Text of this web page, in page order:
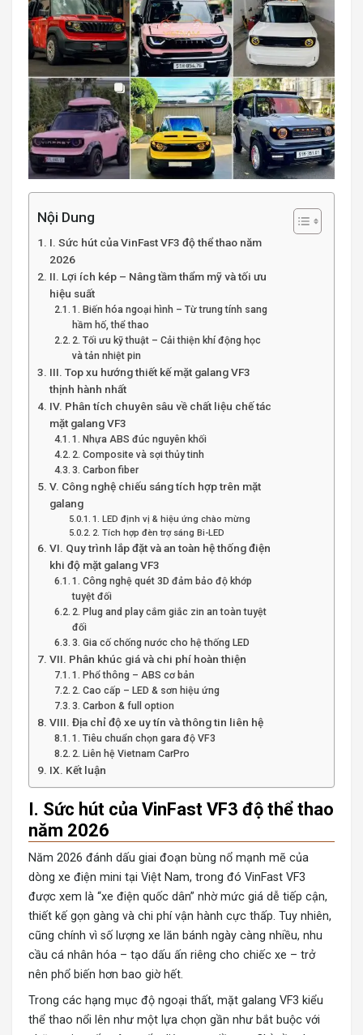
Nội Dung
I. Sức hút của VinFast VF3 độ thể thao năm
2026
II. Lợi ích kép – Nâng tầm thẩm mỹ và tối ưu
hiệu suất
1. Biến hóa ngoại hình – Từ trung tính sang
hầm hố, thể thao
2. Tối ưu kỹ thuật – Cải thiện khí động học
và tản nhiệt pin
III. Top xu hướng thiết kế mặt galang VF3
thịnh hành nhất
IV. Phân tích chuyên sâu về chất liệu chế tác
mặt galang VF3
1. Nhựa ABS đúc nguyên khối
2. Composite và sợi thủy tinh
3. Carbon fiber
V. Công nghệ chiếu sáng tích hợp trên mặt
galang
1. LED định vị & hiệu ứng chào mừng
2. Tích hợp đèn trợ sáng Bi-LED
VI. Quy trình lắp đặt và an toàn hệ thống điện
khi độ mặt galang VF3
1. Công nghệ quét 3D đảm bảo độ khớp
tuyệt đối
2. Plug and play cắm giắc zin an toàn tuyệt
đối
3. Gia cố chống nước cho hệ thống LED
VII. Phân khúc giá và chi phí hoàn thiện
1. Phổ thông – ABS cơ bản
2. Cao cấp – LED & sơn hiệu ứng
3. Carbon & full option
VIII. Địa chỉ độ xe uy tín và thông tin liên hệ
1. Tiêu chuẩn chọn gara độ VF3
2. Liên hệ Vietnam CarPro
IX. Kết luận
I. Sức hút của VinFast VF3 độ thể thao
năm 2026
Năm 2026 đánh dấu giai đoạn bùng nổ mạnh mẽ của
dòng xe điện mini tại Việt Nam, trong đó VinFast VF3
được xem là “xe điện quốc dân” nhờ mức giá dễ tiếp cận,
thiết kế gọn gàng và chi phí vận hành cực thấp. Tuy nhiên,
cũng chính vì số lượng xe lăn bánh ngày càng nhiều, nhu
cầu cá nhân hóa – tạo dấu ấn riêng cho chiếc xe – trở
nên phổ biến hơn bao giờ hết.
Trong các hạng mục độ ngoại thất, mặt galang VF3 kiểu
thể thao nổi lên như một lựa chọn gần như bắt buộc với